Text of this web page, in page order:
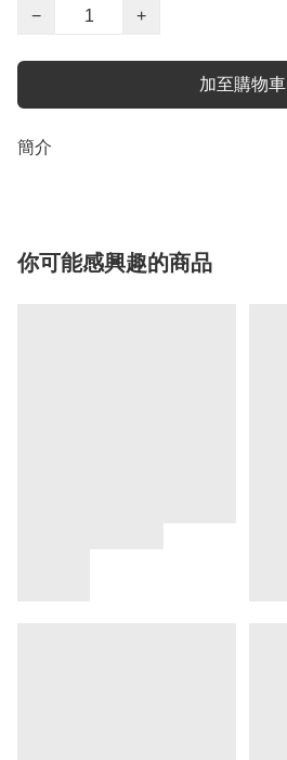
−
+
加至購物車
簡介
你可能感興趣的商品